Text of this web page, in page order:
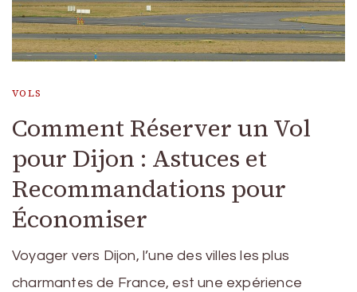
VOLS
Comment Réserver un Vol
pour Dijon : Astuces et
Recommandations pour
Économiser
Voyager vers Dijon, l’une des villes les plus
charmantes de France, est une expérience